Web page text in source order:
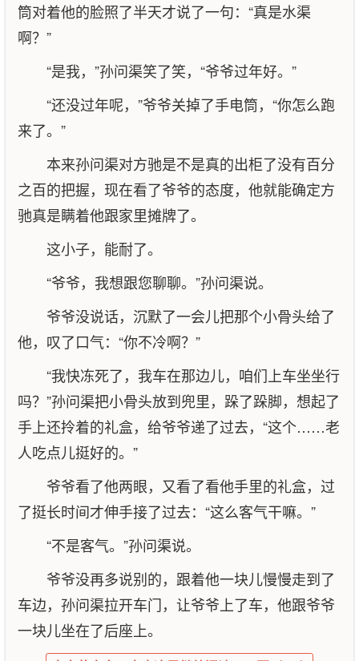
筒对着他的脸照了半天才说了一句：“真是水渠
啊？”
“是我，”孙问渠笑了笑，“爷爷过年好。”
“还没过年呢，”爷爷关掉了手电筒，“你怎么跑
来了。”
本来孙问渠对方驰是不是真的出柜了没有百分
之百的把握，现在看了爷爷的态度，他就能确定方
驰真是瞒着他跟家里摊牌了。
这小子，能耐了。
“爷爷，我想跟您聊聊。”孙问渠说。
爷爷没说话，沉默了一会儿把那个小骨头给了
他，叹了口气：“你不冷啊？”
“我快冻死了，我车在那边儿，咱们上车坐坐行
吗？”孙问渠把小骨头放到兜里，跺了跺脚，想起了
手上还拎着的礼盒，给爷爷递了过去，“这个……老
人吃点儿挺好的。”
爷爷看了他两眼，又看了看他手里的礼盒，过
了挺长时间才伸手接了过去：“这么客气干嘛。”
“不是客气。”孙问渠说。
爷爷没再多说别的，跟着他一块儿慢慢走到了
车边，孙问渠拉开车门，让爷爷上了车，他跟爷爷
一块儿坐在了后座上。